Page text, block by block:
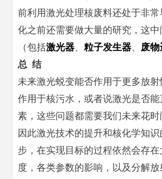
前利用激光处理核废料还处于非
化之前还需要做大量的研究，这
（包括激光器 、粒子发生器 废
总 结
未来激光蜕变能否作用于更多放
作用于核污水，或者说激光是否
素，这些问题都需要我们未来花时
因此激光技术的提升和核化学知
步，在实现目标的过程依然会存
度，各类参数的影响，以及分解